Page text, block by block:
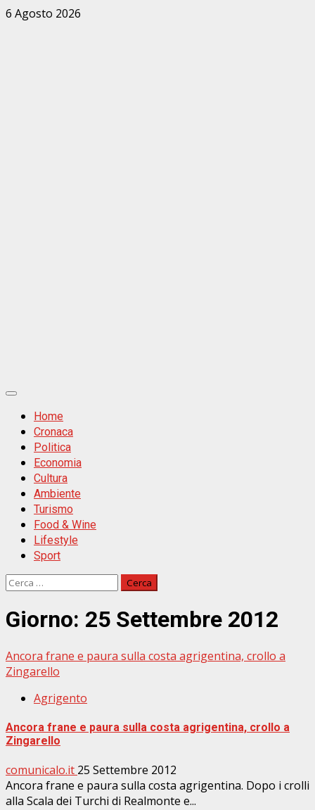
Zum
6 Agosto 2026
Primäres
MenüHome
Cronaca
Politica
Economia
Cultura
Ambiente
Turismo
Food & Wine
Lifestyle
Sport
Ricerca
Giorno: 25 Settembre 2012
Ancora frane e paura sulla costa agrigentina, crollo a
Zingarello
Agrigento
Ancora frane e paura sulla costa agrigentina, crollo a
Zingarello
comunicalo.it 25 Settembre 2012
Ancora frane e paura sulla costa agrigentina. Dopo i crolli
alla Scala dei Turchi di Realmonte e...